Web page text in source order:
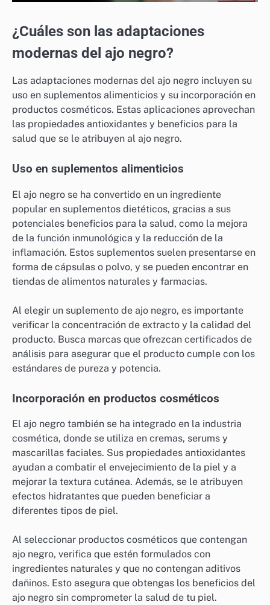
¿Cuáles son las adaptaciones
modernas del ajo negro?
Las adaptaciones modernas del ajo negro incluyen su
uso en suplementos alimenticios y su incorporación en
productos cosméticos. Estas aplicaciones aprovechan
las propiedades antioxidantes y beneficios para la
salud que se le atribuyen al ajo negro.
Uso en suplementos alimenticios
El ajo negro se ha convertido en un ingrediente
popular en suplementos dietéticos, gracias a sus
potenciales beneficios para la salud, como la mejora
de la función inmunológica y la reducción de la
inflamación. Estos suplementos suelen presentarse en
forma de cápsulas o polvo, y se pueden encontrar en
tiendas de alimentos naturales y farmacias.
Al elegir un suplemento de ajo negro, es importante
verificar la concentración de extracto y la calidad del
producto. Busca marcas que ofrezcan certificados de
análisis para asegurar que el producto cumple con los
estándares de pureza y potencia.
Incorporación en productos cosméticos
El ajo negro también se ha integrado en la industria
cosmética, donde se utiliza en cremas, serums y
mascarillas faciales. Sus propiedades antioxidantes
ayudan a combatir el envejecimiento de la piel y a
mejorar la textura cutánea. Además, se le atribuyen
efectos hidratantes que pueden beneficiar a
diferentes tipos de piel.
Al seleccionar productos cosméticos que contengan
ajo negro, verifica que estén formulados con
ingredientes naturales y que no contengan aditivos
dañinos. Esto asegura que obtengas los beneficios del
ajo negro sin comprometer la salud de tu piel.